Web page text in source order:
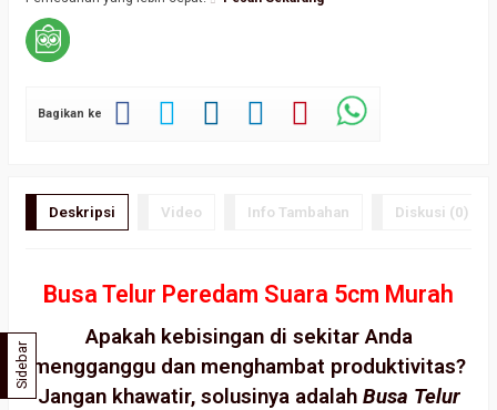
Bagikan ke
Deskripsi Video Info Tambahan Diskusi (0)
Busa Telur Peredam Suara 5cm Murah
Apakah kebisingan di sekitar Anda
mengganggu dan menghambat produktivitas?
Jangan khawatir, solusinya adalah Busa Telur
Sidebar